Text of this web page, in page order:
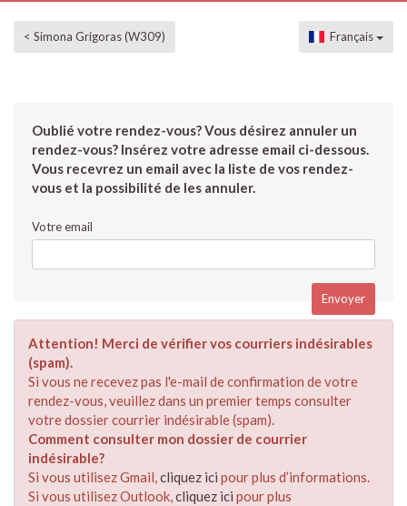
< Simona Grigoras (W309) Français
Oublié votre rendez-vous? Vous désirez annuler un
rendez-vous? Insérez votre adresse email ci-dessous.
Vous recevrez un email avec la liste de vos rendez-
vous et la possibilité de les annuler.
Votre email
Attention! Merci de vérifier vos courriers indésirables
(spam).
Si vous ne recevez pas l'e-mail de confirmation de votre
rendez-vous, veuillez dans un premier temps consulter
votre dossier courrier indésirable (spam).
Comment consulter mon dossier de courrier
indésirable?
Si vous utilisez Gmail,cliquez ici pour plus d’informations.
Si vous utilisez Outlook,cliquez ici pour plus